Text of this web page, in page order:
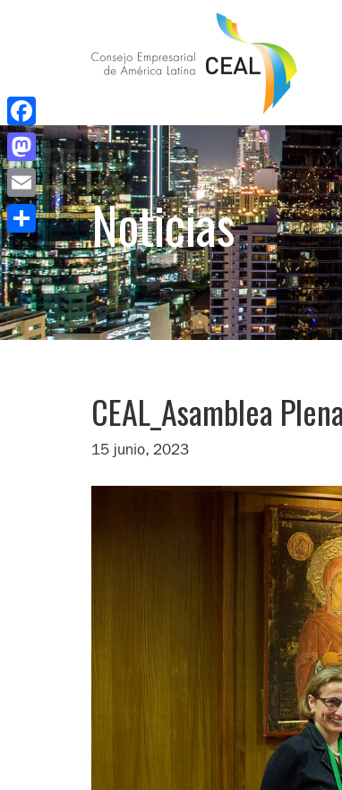
Noticias
CEAL_Asamblea
15 junio, 2023
Facebook
Mastodon
Email
Compartir